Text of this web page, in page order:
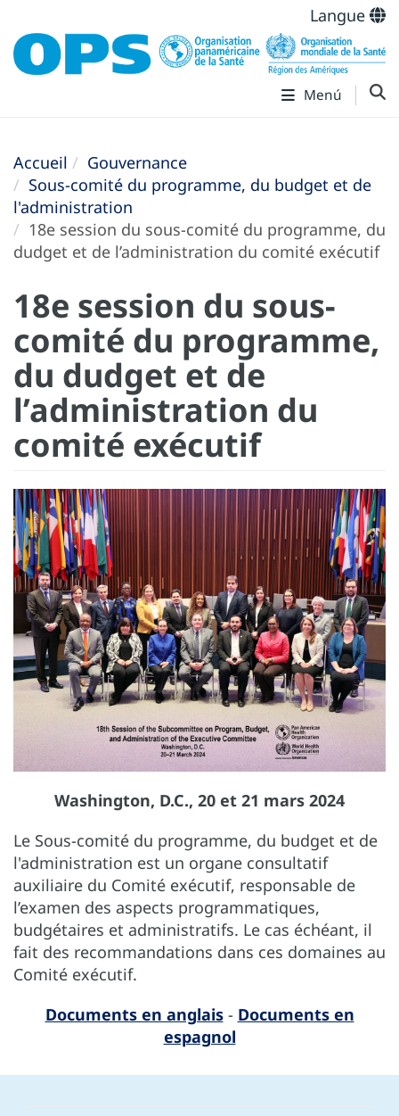
Langue
Menú
Accueil
Gouvernance
Sous-comité du programme, du budget et de
l'administration
18e session du sous-comité du programme, du
dudget et de l’administration du comité exécutif
18e session du sous-
comité du programme,
du dudget et de
l’administration du
comité exécutif
Washington, D.C., 20 et 21 mars 2024
Le Sous-comité du programme, du budget et de
l'administration est un organe consultatif
auxiliaire du Comité exécutif, responsable de
l’examen des aspects programmatiques,
budgétaires et administratifs. Le cas échéant, il
fait des recommandations dans ces domaines au
Comité exécutif.
Documents en anglais- Documents en
espagnol